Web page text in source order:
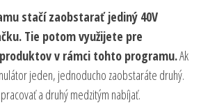
stačí zaobstarať jediný 40V
Tie potom využijete pre
v rámci tohto programu.Ak
jeden, jednoducho zaobstaráte druhý.
a druhý medzitým nabíjať.